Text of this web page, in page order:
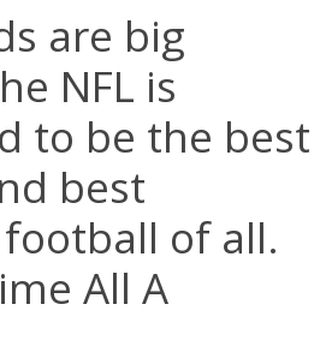
are big
NFL is
to be the best
best
of all.
All A